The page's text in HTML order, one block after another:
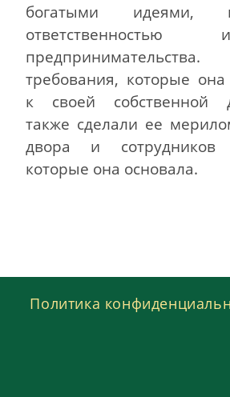
богатыми идеями,
требования, которые
к своей собственной
также сделали ее
двора и сотрудников
которые она основала.
Политика